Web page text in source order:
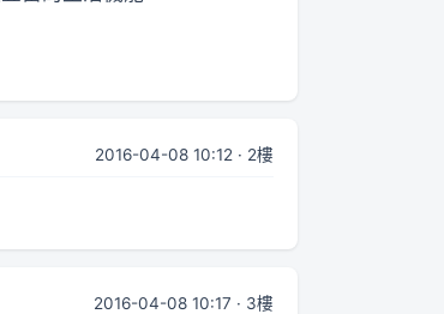
2016-04-08 10:12 · 2樓
2016-04-08 10:17 · 3樓